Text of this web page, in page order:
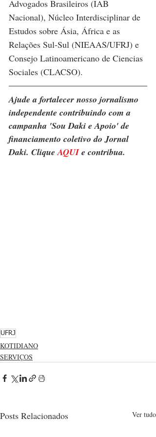
Advogados Brasileiros (IAB
Nacional), Núcleo Interdisciplinar de
Estudos sobre Ásia, África e as
Relações Sul-Sul (NIEAAS/UFRJ) e
Consejo Latinoamericano de Ciencias
Sociales (CLACSO).
Ajude a fortalecer nosso jornalismo
independente contribuindo com a
campanha 'Sou Daki e Apoio' de
financiamento coletivo do Jornal
Daki. Clique AQUI e contribua.
UFRJ
KOTIDIANO
SERVIÇOS
Posts Relacionados Ver tudo